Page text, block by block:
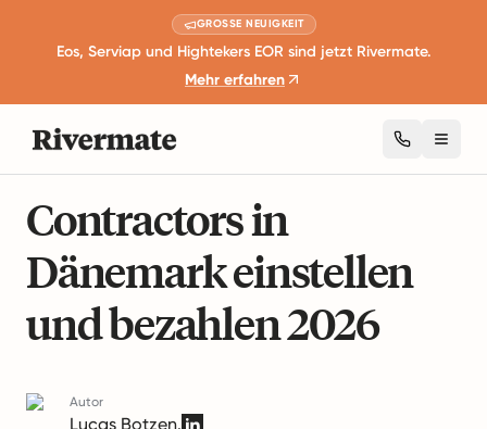
GROSSE NEUIGKEIT
Eos, Serviap und Hightekers EOR sind jetzt Rivermate.
Mehr erfahren
Contractors in
Dänemark einstellen
und bezahlen 2026
Autor
Lucas Botzen.